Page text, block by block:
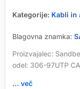
Kategorije: Kabli in
Blagovna znamka:
Proizvajalec:
odel: 306-97UTP
… več